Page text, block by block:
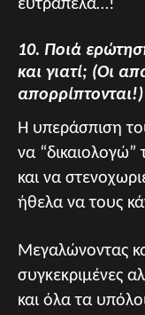
ευτράπελα…!
10. Ποιά
και γιατί; (Οι
απορρίπτονται!)
Η υπεράσπιση
να
και να
ήθελα να τους
Μεγαλώνοντας
συγκεκριμένες
και όλα τα